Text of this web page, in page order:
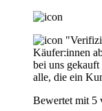
Käufer:innen
bei uns
alle, die ein
Bewertet mit 5